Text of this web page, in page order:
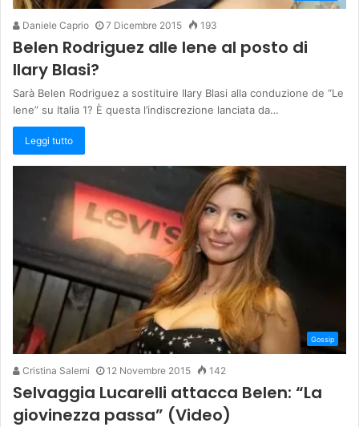
Daniele Caprio 7 Dicembre 2015 193
Belen Rodriguez alle Iene al posto di
Ilary Blasi?
Sarà Belen Rodriguez a sostituire Ilary Blasi alla conduzione de “Le
Iene” su Italia 1? È questa l’indiscrezione lanciata da…
Leggi tutto
Gossip
Cristina Salemi 12 Novembre 2015 142
Selvaggia Lucarelli attacca Belen: “La
giovinezza passa” (Video)